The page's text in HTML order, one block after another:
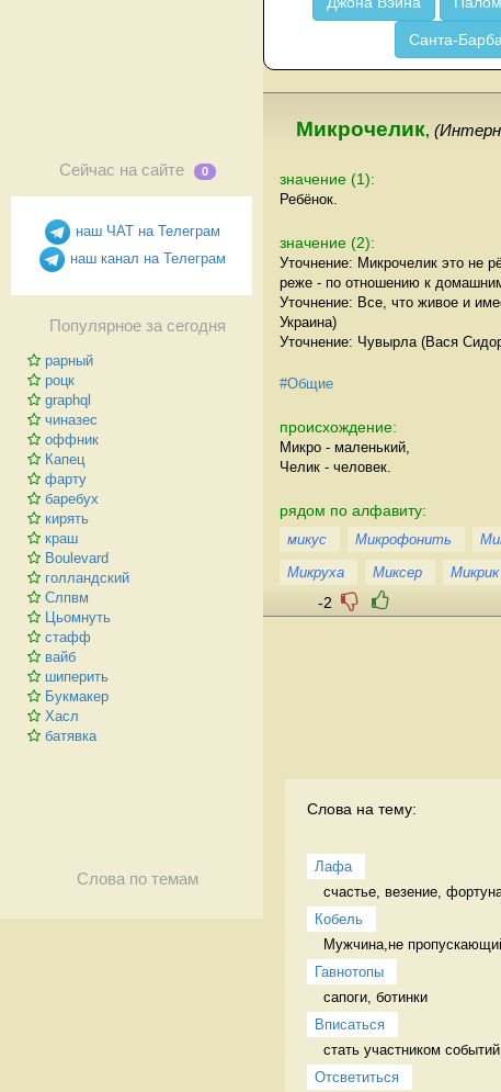
Сейчас на сайте 0
наш ЧАТ на Телеграм
наш канал на Телеграм
Популярное за сегодня
рарный
роцк
graphql
чиназес
оффник
Капец
фарту
баребух
кирять
краш
Boulevard
голландский
Слпвм
Цьомнуть
стафф
вайб
шиперить
Букмакер
Хасл
батявка
Слова по темам
Санта-
Микрочелик,
значение (1):
Ребёнок.
значение (2):
Уточнение: Микрочелик это не
реже - по отношению к
Уточнение: Все, что живое и
Украина)
Уточнение: Чувырла (Вася
#Общие
происхождение:
Микро - маленький,
Челик - человек.
рядом по алфавиту:
микус Микрофонить
Микруха
Миксер Микрик
-2
Слова на тему:
Лафа
счастье, везение,
Кобель
Мужчина,не
Гавнотопы
сапоги, ботинки
Вписаться
стать участником
Отсветиться